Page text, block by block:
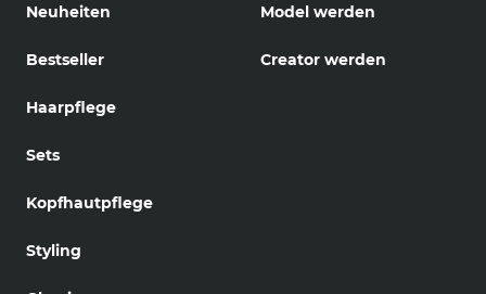
Neuheiten
Bestseller
Haarpflege
Sets
Kopfhautpflege
Styling
Model werden
Creator werden